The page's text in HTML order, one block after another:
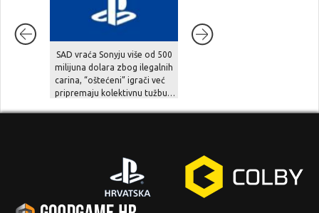
SAD vraća Sonyju više od 500
milijuna dolara zbog ilegalnih
carina, “oštećeni” igrači već
pripremaju kolektivnu tužbu…